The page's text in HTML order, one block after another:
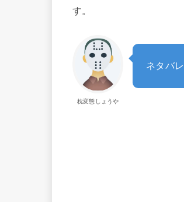
す。
枕変態しょうや
ネタバ